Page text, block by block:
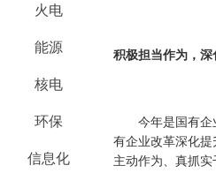
火电
能源
核电
环保
信息化
积极担当作为，
今年是国有企业
有企业改革深化
主动作为、真抓